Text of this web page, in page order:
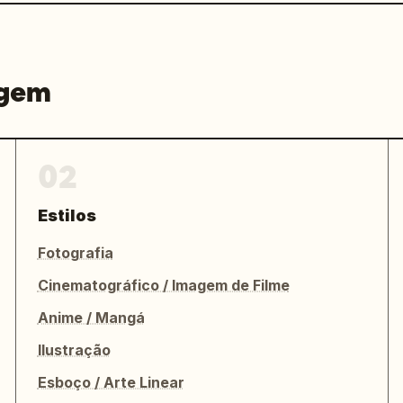
Estilos
Fotografia
Cinematográfico / Imagem de Filme
Anime / Mangá
Ilustração
Esboço / Arte Linear